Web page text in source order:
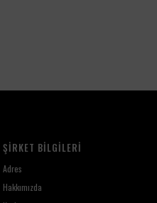
ŞIRKET BILGILERI
Adres
Hakkımızda